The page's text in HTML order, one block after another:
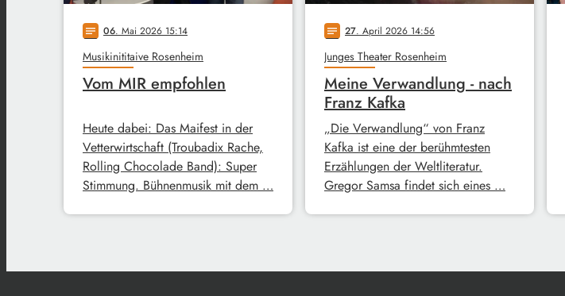
notes 06. Mai 2026 15:14
Musikinititaive Rosenheim
Vom MIR empfohlen
Heute dabei: Das Maifest in der
Vetterwirtschaft (Troubadix Rache,
Rolling Chocolade Band): Super
Stimmung. Bühnenmusik mit dem …
notes 27. April 2026 14:56
Junges Theater Rosenheim
Meine Verwandlung - nach
Franz Kafka
„Die Verwandlung“ von Franz
Kafka ist eine der berühmtesten
Erzählungen der Weltliteratur.
Gregor Samsa findet sich eines …